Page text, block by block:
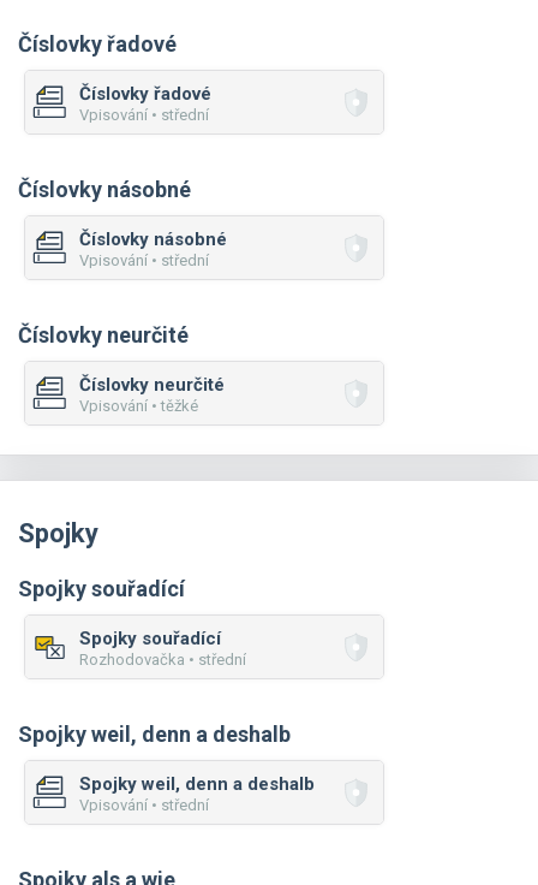
Číslovky řadové
Číslovky řadové
Vpisování • střední
Číslovky násobné
Číslovky násobné
Vpisování • střední
Číslovky neurčité
Číslovky neurčité
Vpisování • těžké
Spojky
Spojky souřadící
Spojky souřadící
Rozhodovačka • střední
Spojky weil, denn a deshalb
Spojky weil, denn a deshalb
Vpisování • střední
Spojky als a wie